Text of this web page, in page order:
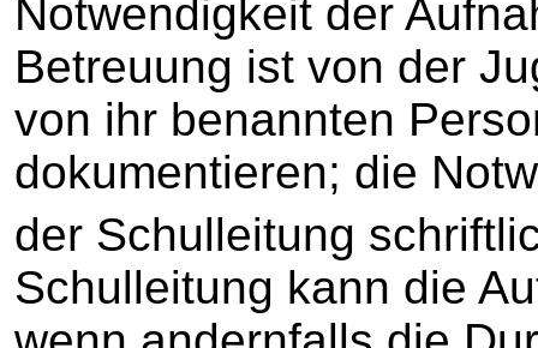
Notwendigkeit der
Betreuung ist von der
von ihr benannten
dokumentieren; die
der Schulleitung
Schulleitung kann die